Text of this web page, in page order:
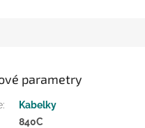
parametry
:
Kabelky
840C